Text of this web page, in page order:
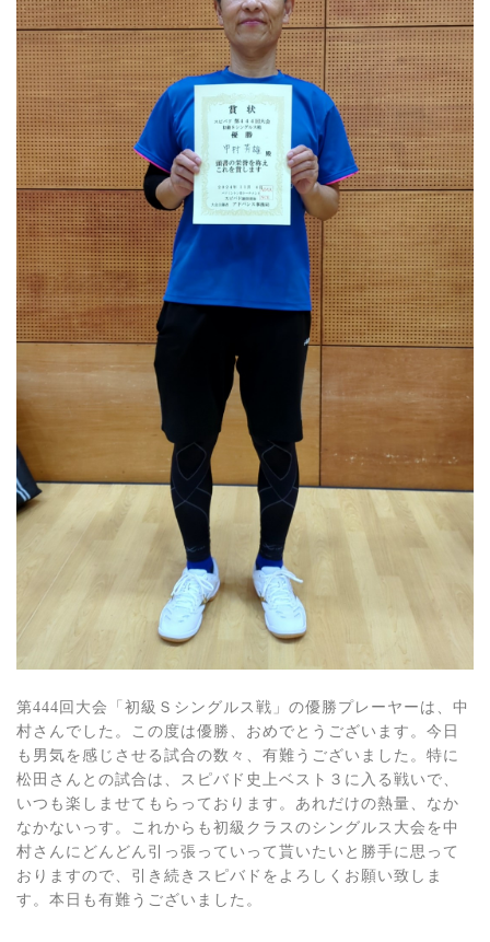
第444回大会「初級Ｓシングルス戦」の優勝プレーヤーは、中
村さんでした。この度は優勝、おめでとうございます。今日
も男気を感じさせる試合の数々、有難うございました。特に
松田さんとの試合は、スピバド史上ベスト３に入る戦いで、
いつも楽しませてもらっております。あれだけの熱量、なか
なかないっす。これからも初級クラスのシングルス大会を中
村さんにどんどん引っ張っていって貰いたいと勝手に思って
おりますので、引き続きスピバドをよろしくお願い致しま
す。本日も有難うございました。